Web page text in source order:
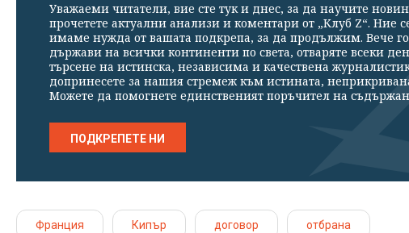
Уважаеми читатели, вие сте тук и днес, за да научите
прочетете актуални анализи и коментари от „Клуб Z“. Ние
имаме нужда от вашата подкрепа, за да продължим. Вече
държави на всички континенти по света, отваряте всеки
търсене на истинска, независима и качествена
допринесете за нашия стремеж към истината,
Можете да помогнете единственият поръчител на
ПОДКРЕПЕТЕ НИ
Франция Кипър договор отбрана